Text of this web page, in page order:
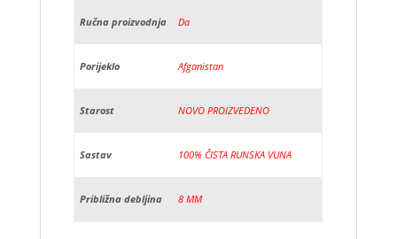
Ručna proizvodnja Da
Porijeklo Afganistan
Starost NOVO PROIZVEDENO
Sastav 100% ČISTA RUNSKA VUNA
Približna debljina 8 MM